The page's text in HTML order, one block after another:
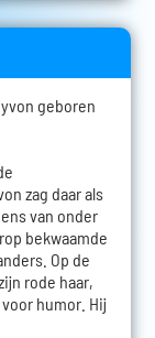
geboren
zag daar als
van onder
bekwaamde
Op de
rode haar,
humor. Hij